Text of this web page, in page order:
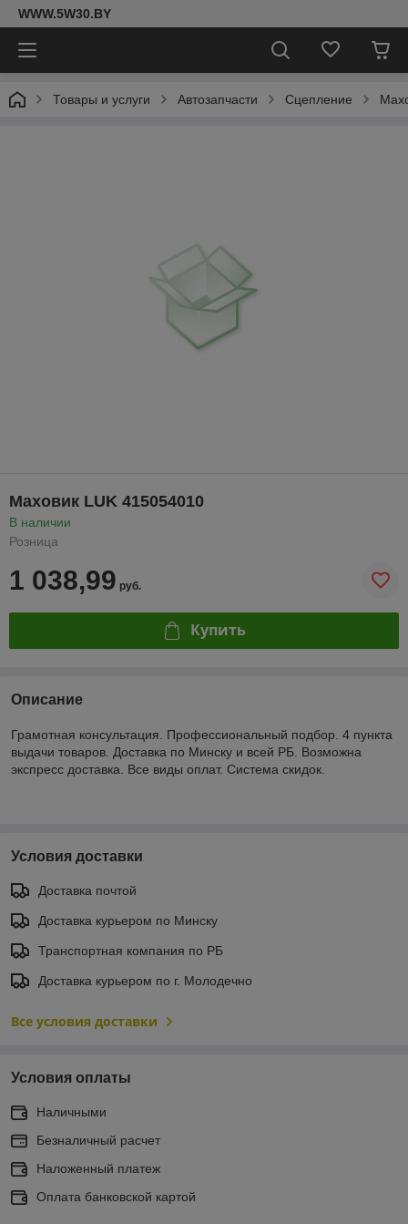
WWW.5W30.BY
Товары и услуги Автозапчасти Сцепление
Маховик LUK 415054010
В наличии
Розница
1 038,99 руб.
Купить
Описание
Грамотная консультация. Профессиональный подбор. 4 пункта
выдачи товаров. Доставка по Минску и всей РБ. Возможна
экспресс доставка. Все виды оплат. Система скидок.
Условия доставки
Доставка почтой
Доставка курьером по Минску
Транспортная компания по РБ
Доставка курьером по г. Молодечно
Все условия доставки
Условия оплаты
Наличными
Безналичный расчет
Наложенный платеж
Оплата банковской картой